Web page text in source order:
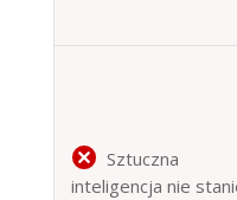
Sztuczna
inteligencja nie